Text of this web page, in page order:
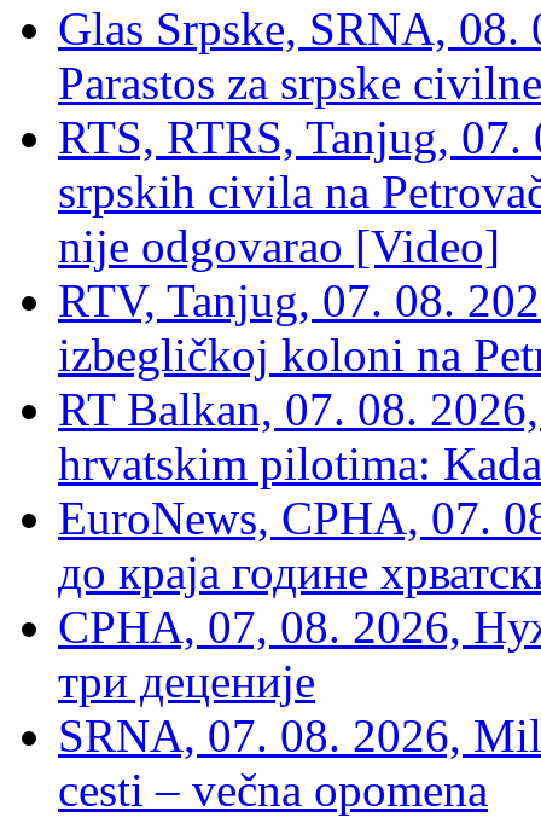
Glas Srpske, SRNA,
Parastos za srpske
RTS, RTRS, Tanjug,
srpskih civila na
nije odgovarao [Video]
RTV, Tanjug, 07. 08.
izbegličkoj koloni na
RT Balkan, 07. 08.
hrvatskim pilotima:
EuroNews, СРНА, 07.
до краја године
СРНА, 07, 08. 2026,
три деценије
SRNA, 07. 08. 2026,
cesti – večna opomena